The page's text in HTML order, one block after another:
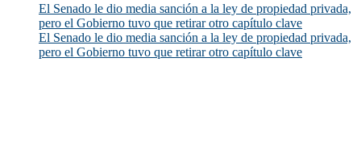
El Senado le dio media sanción a la ley de propiedad privada,
pero el Gobierno tuvo que retirar otro capítulo clave
El Senado le dio media sanción a la ley de propiedad privada,
pero el Gobierno tuvo que retirar otro capítulo clave